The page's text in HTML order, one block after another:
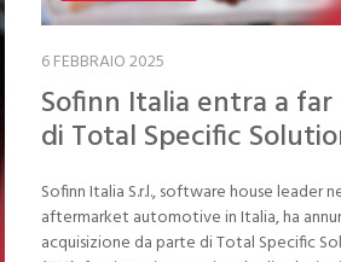
6 FEBBRAIO 2025
Sofinn Italia entra a
di Total Specific
settore aftermarket
automotive
Sofinn Italia S.r.l., software house leader
aftermarket automotive in Italia, ha
acquisizione da parte di Total Specific